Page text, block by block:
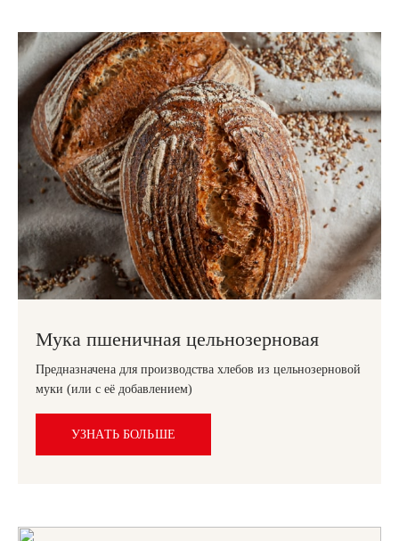
Мука пшеничная цельнозерновая
Предназначена для производства хлебов из цельнозерновой
муки (или с её добавлением)
УЗНАТЬ БОЛЬШЕ